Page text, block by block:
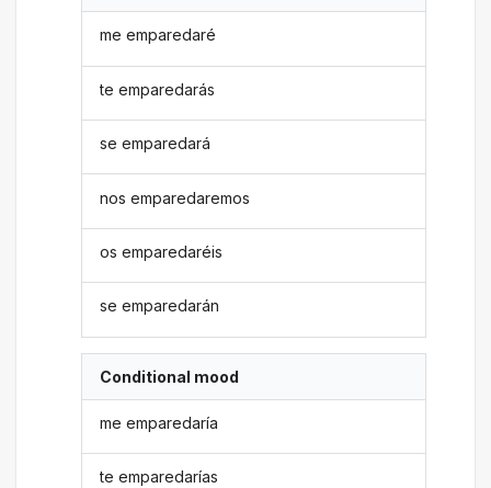
me emparedaré
te emparedarás
se emparedará
nos emparedaremos
os emparedaréis
se emparedarán
Conditional mood
me emparedaría
te emparedarías